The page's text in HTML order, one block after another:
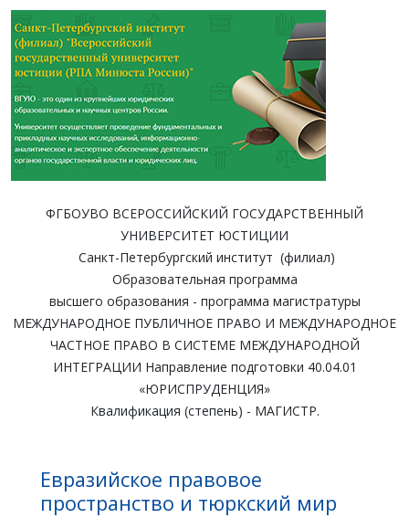
ФГБОУВО ВСЕРОССИЙСКИЙ ГОСУДАРСТВЕННЫЙ
УНИВЕРСИТЕТ ЮСТИЦИИ
Санкт-Петербургский институт (филиал)
Образовательная программа
высшего образования - программа магистратуры
МЕЖДУНАРОДНОЕ ПУБЛИЧНОЕ ПРАВО И МЕЖДУНАРОДНОЕ
ЧАСТНОЕ ПРАВО В СИСТЕМЕ МЕЖДУНАРОДНОЙ
ИНТЕГРАЦИИ Направление подготовки 40.04.01
«ЮРИСПРУДЕНЦИЯ»
Квалификация (степень) - МАГИСТР.
Евразийское правовое
пространство и тюркский мир